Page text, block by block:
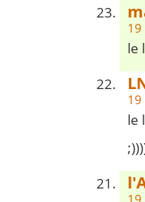
19
le
19
le
19